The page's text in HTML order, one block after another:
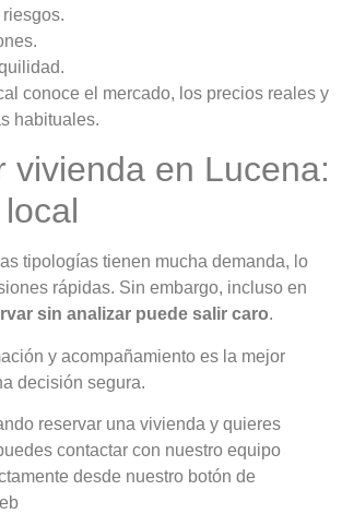
conoce el mercado, los precios reales y
habituales.
vivienda en Lucena:
tipologías tienen mucha demanda, lo
rápidas. Sin embargo, incluso en
sin analizar puede salir caro.
y acompañamiento es la mejor
decisión segura.
reservar una vivienda y quieres
contactar con nuestro equipo
desde nuestro botón de